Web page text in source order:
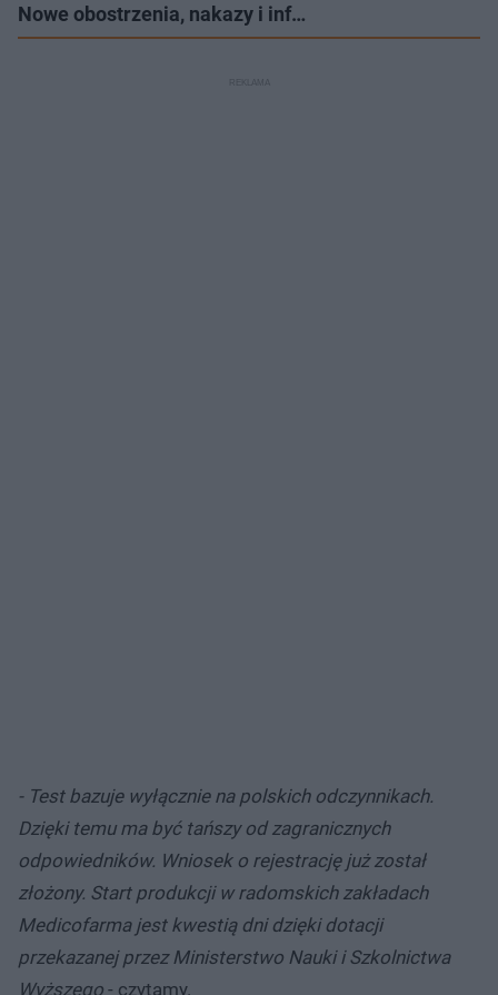
Nowe obostrzenia, nakazy i inf…
- Test bazuje wyłącznie na polskich odczynnikach.
Dzięki temu ma być tańszy od zagranicznych
odpowiedników. Wniosek o rejestrację już został
złożony. Start produkcji w radomskich zakładach
Medicofarma jest kwestią dni dzięki dotacji
przekazanej przez Ministerstwo Nauki i Szkolnictwa
Wyższego - czytamy.